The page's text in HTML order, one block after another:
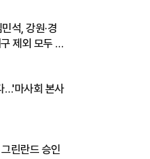
석, 강원·경
제외 모두 웃
…'마사회 본사
린란드 승인